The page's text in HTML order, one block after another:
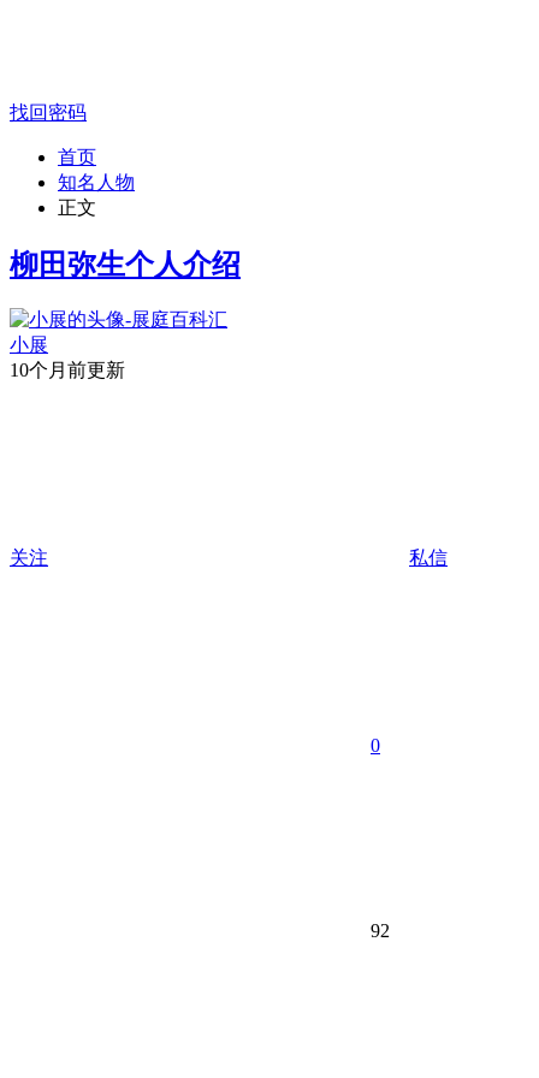
找回密码
首页
知名人物
正文
柳田弥生个人介绍
小展
10个月前更新
关注 私信
0
92